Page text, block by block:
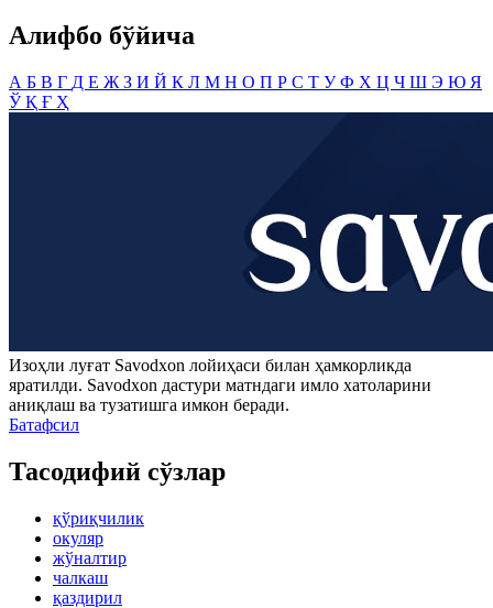
Алифбо бўйича
А Б В Г Д Е Ж З И Й К Л М Н О П Р С Т УФ Х Ц Ч Ш Э Ю Я
ЎҚ Ғ Ҳ
Изоҳли луғат Savodxon лойиҳаси билан ҳамкорликда
яратилди. Savodxon дастури матндаги имло хатоларини
аниқлаш ва тузатишга имкон беради.
Батафсил
Тасодифий сўзлар
қўриқчилик
окуляр
жўналтир
чалкаш
қаздирил